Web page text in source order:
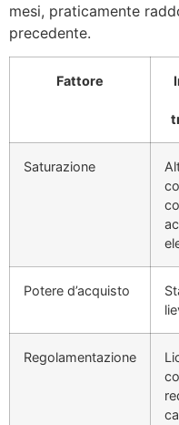
mesi, praticamente
precedente.
Fattore
Saturazione
Potere d’acquisto
Regolamentazione